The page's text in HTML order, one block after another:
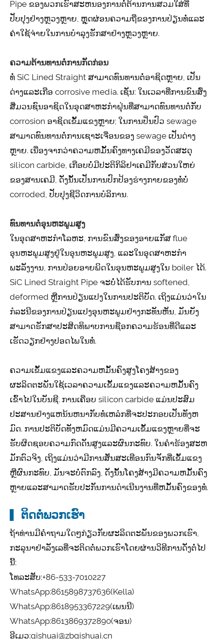
Pipe ຂອງພວກເຮົາສະຫນອງການຕໍ່ຕ້ານການສວມໃສ່ທີ່
ປັບປຸງຢ່າງຫຼວງຫຼາຍ, ຫຼຸດຜ່ອນຄວາມຖີ່ຂອງການປ່ຽນທໍ່ແລະ
ຄ່າໃຊ້ຈ່າຍໃນການບໍາລຸງຮັກສາຢ່າງຫຼວງຫຼາຍ.
ຄວາມຕ້ານທານຕໍ່ການກັດກ່ອນ
ທໍ່ SiC Lined Straight ສາມາດທົນທານຕໍ່ອາຊິດຫຼາຍ, ເປັນ
ດ່າງແລະເກືອ corrosive media. ເຊັ່ນ​: ໃນ​ເວ​ລາ​ທີ່​ການ​ຂົນ​ສົ່ງ​
ສື່​ມວນ​ຊົນ​ອາ​ຊິດ​ໃນ​ອຸດ​ສາ​ຫະ​ກໍາ​ຝຸ່ນ​ທີ່​ສາ​ມາດ​ທົນ​ທານ​ຕໍ່​ກັບ
corrosion ອາ​ຊິດ​ເຂັ້ມ​ແຂງ​ຫຼາຍ​; ໃນການປິ່ນປົວ sewage
ສາມາດທົນທານຕໍ່ການເຊາະເຈື່ອນຂອງ sewage ເປັນດ່າງ
ຫຼາຍ. ເນື່ອງຈາກວ່າຄວາມຫມັ້ນຄົງທາງເຄມີຂອງວັດສະດຸ
silicon carbide, ເກືອບບໍ່ມີປະຕິກິລິຢາເຄມີກັບສ່ວນໃຫຍ່
ຂອງສານເຄມີ, ດັ່ງນັ້ນເປັນການປົກປ້ອງຮ່າງກາຍຂອງທໍ່ບໍ່
corroded, ປັບປຸງຊີວິດການບໍລິການ.
ທົນທານຕໍ່ອຸນຫະພູມສູງ
ໃນອຸດສາຫະກໍາໂລຫະ, ການຂົນສົ່ງຂອງອາຍແກັສ flue
ອຸນຫະພູມສູງຢູ່ໃນອຸນຫະພູມສູງ, ແລະໃນອຸດສາຫະກໍາ
ພະລັງງານ, ການປ່ອຍອາຍພິດໃນອຸນຫະພູມສູງໃນ boiler ໄດ້.
SiC Lined Straight Pipe ຈະບໍ່ໄດ້ຮັບການ softened,
deformed ຫຼືການປ່ຽນແປງໃນການປະຕິບັດ. ເຖິງແມ່ນວ່າໃນ
ກໍລະນີຂອງການປ່ຽນແປງອຸນຫະພູມຢ່າງກະທັນຫັນ, ມັນຍັງ
ສາມາດຮັກສາປະສິດທິພາບການຊ໊ອກຄວາມຮ້ອນທີ່ດີແລະ
ເຮັດວຽກຢ່າງປອດໄພໃນທໍ່.
ຄວາມເຂັ້ມແຂງແລະຄວາມຫມັ້ນຄົງສູງໂຄງສ້າງຂອງ
ຜະລິດຕະພັນໃຊ້ເວລາຄວາມເຂັ້ມແຂງແລະຄວາມຫມັ້ນຄົງ
ເຂົ້າໄປໃນບັນຊີ. ການເຄືອບ silicon carbide ແມ່ນປະສົມ
ປະສານຢ່າງແຫນ້ນຫນາກັບທໍ່ເຫລໍກທີ່ຈະປະກອບເປັນທັງຫ
ມົດ. ການປະຕິບັດທັງຫມົດແມ່ນມີຄວາມເຂັ້ມແຂງຫຼາຍທີ່ຈະ
ຮັບຜິດຊອບຄວາມກົດດັນສູງແລະຜົນກະທົບ. ໃນຄໍາຮ້ອງສະຫ
ມັກຕົວຈິງ, ເຖິງແມ່ນວ່າມີການສັ່ນສະເທືອນກົນຈັກທີ່ເຂັ້ມແຂງ
ຫຼືຜົນກະທົບ, ມັນຈະບໍ່ຕົກລົງ, ດັ່ງນັ້ນໂຄງສ້າງມີຄວາມຫມັ້ນຄົງ
ຫຼາຍແລະສາມາດຮັບປະກັນການດໍາເນີນງານທີ່ຫມັ້ນຄົງຂອງທໍ່.
ຕິດຕໍ່ພວກເຮົາ
ຖ້າທ່ານມີຄໍາຖາມໃດໆກ່ຽວກັບຜະລິດຕະພັນຂອງພວກເຮົາ,
ກະລຸນາຢ່າລັງເລທີ່ຈະຕິດຕໍ່ພວກເຮົາໂດຍຜ່ານວິທີການດັ່ງຕໍ່ໄປ
ນີ້:
ໂທລະສັບ:+86-533-7010227
WhatsApp:8615898737636(Kella)
WhatsApp:8618953367229(ເພນນີ)
WhatsApp:8613869372890(ຈອນ)
ອີເມວ:qishuai@zbqishuai.cn